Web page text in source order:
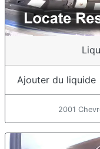
Ajouter du liquide
2001